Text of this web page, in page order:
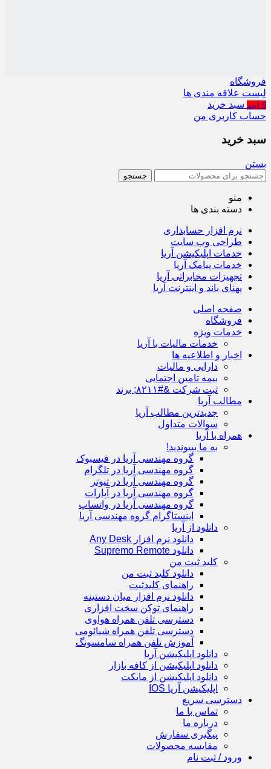
فروشگاه
لیست علاقه مندی ها
0 آیتم سبد خرید
حساب کاربری من
سبد خرید
بستن
جستجو
منو
دسته بندی ها
نرم افزار حسابداری
طراحی وب سایت
خدمات اپلیکیشن آریا
خدمات پیامک آریا
تجهیزات مخابراتی آریا
پهنای باند و اینترنت آریا
صفحه اصلی
فروشگاه
خدمات ویژه
خدمات مالیات با آریا
اخبار و اطلاعیه ها
دارایی و مالیات
بیمه تامین اجتمایی
ثبت شرکت &#۸۲۱۱; برند
مطالب آریا
جدیدترین مطالب آریا
سوالات متداول
همراه با آریا
به ما بپیوندید!
گروه مهندسی آریا در فیسبوک
گروه مهندسی آریا در تلگرام
گروه مهندسی آریا در تیوتر
گروه مهندسی آریا در آپارات
گروه مهندسی آریا در واتساپ
اینستاگرام گروه مهندسی آریا
دانلود از آریا
دانلود نرم افزار Any Desk
دانلود Supremo Remote
کلید ثبت من
دانلود کلید ثبت من
راهنمای کلیدثبت
دانلود نرم افزار میان دستینه
راهنمای توکن سخت افزاری
دسترسی تلفن همراه هواوی
دسترسی تلفن همراه شیائومی
آموزش تلفن همراه سامسونگ
دانلود اپلیکیشن آریا
دانلود اپلیکیشن از کافه بازار
دانلود اپلیکیشن از مایکت
اپلیکیشن آریا IOS
دسترسی سریع
تماس با ما
درباره ما
پیگیری سفارش
مقایسه محصولات
ورود / ثبت نام